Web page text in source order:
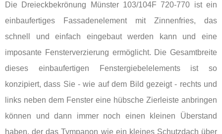
Die Dreieckbekrönung Münster 103/104F 720-770 ist ein
einbaufertiges Fassadenelement mit Zinnenfries, das
schnell und einfach eingebaut werden kann und eine
imposante Fensterverzierung ermöglicht. Die Gesamtbreite
dieses einbaufertigen Fenstergiebelelements ist so
konzipiert, dass Sie - wie auf dem Bild gezeigt - rechts und
links neben dem Fenster eine hübsche Zierleiste anbringen
können und dann immer noch einen kleinen Überstand
haben, der das Tympanon wie ein kleines Schutzdach über